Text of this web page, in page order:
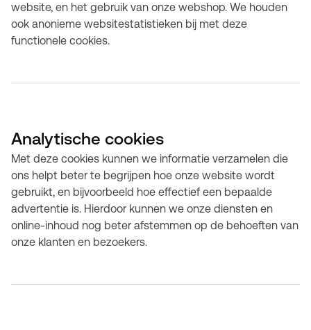
website, en het gebruik van onze webshop. We houden
ook anonieme websitestatistieken bij met deze
functionele cookies.
Analytische cookies
Met deze cookies kunnen we informatie verzamelen die
ons helpt beter te begrijpen hoe onze website wordt
gebruikt, en bijvoorbeeld hoe effectief een bepaalde
advertentie is. Hierdoor kunnen we onze diensten en
online-inhoud nog beter afstemmen op de behoeften van
onze klanten en bezoekers.